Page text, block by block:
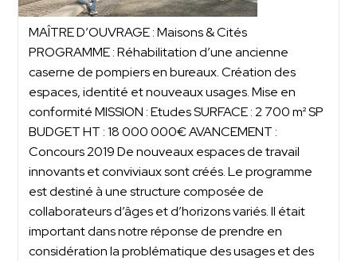
MAÎTRE D’OUVRAGE : Maisons & Cités
PROGRAMME : Réhabilitation d’une ancienne
caserne de pompiers en bureaux. Création des
espaces, identité et nouveaux usages. Mise en
conformité MISSION : Etudes SURFACE : 2 700 m² SP
BUDGET HT : 18 000 000€ AVANCEMENT :
Concours 2019 De nouveaux espaces de travail
innovants et conviviaux sont créés. Le programme
est destiné à une structure composée de
collaborateurs d’âges et d’horizons variés. Il était
important dans notre réponse de prendre en
considération la problématique des usages et des